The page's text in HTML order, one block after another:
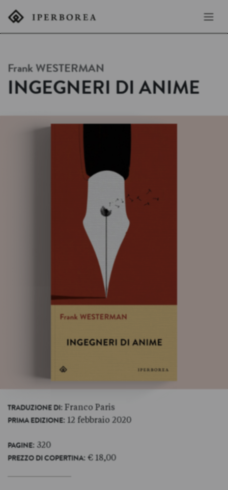
Frank WESTERMAN
INGEGNERI DI ANIME
TRADUZIONE DI: Franco Paris
PRIMA EDIZIONE: 12 febbraio 2020
PAGINE: 320
PREZZO DI COPERTINA: € 18,00